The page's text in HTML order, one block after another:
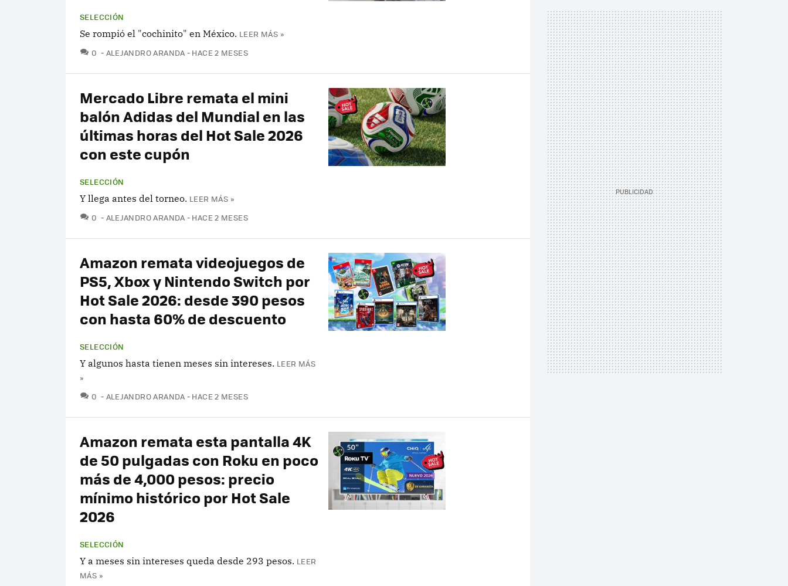
SELECCIÓN
Se rompió el "cochinito" en México. LEER MÁS »
0 COMENTARIOS
ALEJANDRO ARANDA HACE 2 MESES
Mercado Libre remata el mini
balón Adidas del Mundial en las
últimas horas del Hot Sale 2026
con este cupón
SELECCIÓN
Y llega antes del torneo. LEER MÁS »
0 COMENTARIOS
ALEJANDRO ARANDA HACE 2 MESES
Amazon remata videojuegos de
PS5, Xbox y Nintendo Switch por
Hot Sale 2026: desde 390 pesos
con hasta 60% de descuento
SELECCIÓN
Y algunos hasta tienen meses sin intereses. LEER MÁS
»
0 COMENTARIOS
ALEJANDRO ARANDA HACE 2 MESES
Amazon remata esta pantalla 4K
de 50 pulgadas con Roku en poco
más de 4,000 pesos: precio
mínimo histórico por Hot Sale
2026
SELECCIÓN
Y a meses sin intereses queda desde 293 pesos. LEER
MÁS »